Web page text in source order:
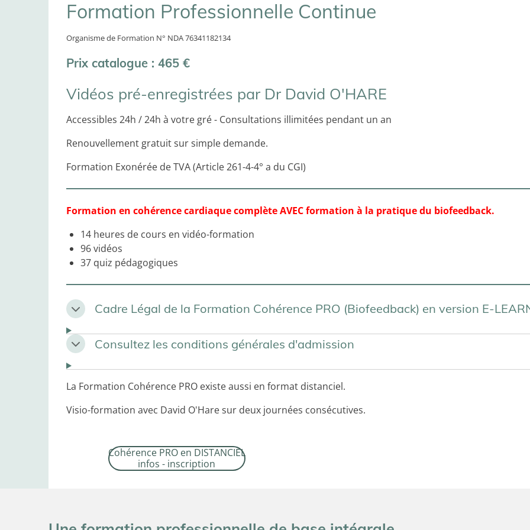
Formation Professionnelle Continue
Organisme de Formation N° NDA 76341182134
Prix catalogue : 465 €
Vidéos pré-enregistrées par Dr David O'HARE
Accessibles 24h / 24h à votre gré - Consultations illimitées pendant un an
Renouvellement gratuit sur simple demande.
Formation Exonérée de TVA (Article 261-4-4° a du CGI)
Formation en cohérence cardiaque complète AVEC formation à la pratique du biofeedback.
14 heures de cours en vidéo-formation
96 vidéos
37 quiz pédagogiques
Cadre Légal de la Formation Cohérence PRO (Biofeedback) en version E-
Consultez les conditions générales d'admission
La Formation Cohérence PRO existe aussi en format distanciel.
Visio-formation avec David O'Hare sur deux journées consécutives.
Cohérence PRO en DISTANCIEL
infos - inscription